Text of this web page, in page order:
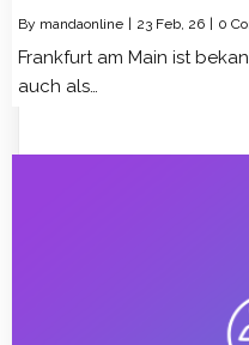
By mandaonline | 23 Feb, 26 | 0
Frankfurt am Main ist
auch als…